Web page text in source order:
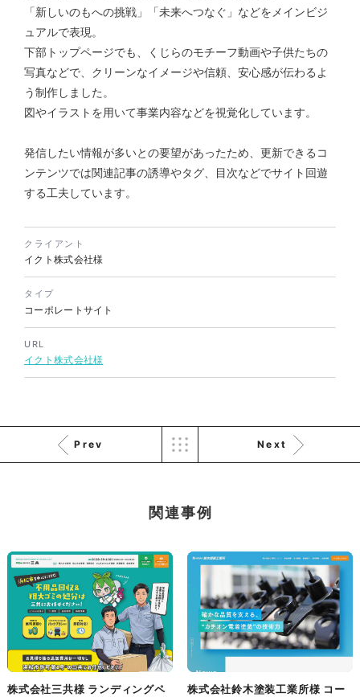
ソレイユ障害年金サポートセン
ター様 コーポレートサイト制
作
#レスポンシブWebデザイン
株式会社バスコフーズ様
#食品・飲食
#パッケージデザイン
#グラフィックデザイン
「新しいのもへの挑戦」「未来へつなぐ」などをメインビジ
ュアルで表現。
下部トップページでも、くじらのモチーフ動画や子供たちの
写真などで、クリーンなイメージや信頼、安心感が伝わるよ
う制作しました。
図やイラストを用いて事業内容などを視覚化しています。
発信したい情報が多いとの要望があったため、更新できるコ
ンテンツでは関連記事の誘導やタグ、目次などでサイト回遊
する工夫しています。
クライアント
イクト株式会社様
タイプ
コーポレートサイト
URL
イクト株式会社様
Prev Next
関連事例
株式会社三共様 ランディングペ
株式会社鈴木塗装工業所様 コー